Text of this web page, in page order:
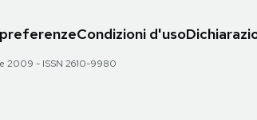
Condizioni d'uso
2009 - ISSN 2610-9980